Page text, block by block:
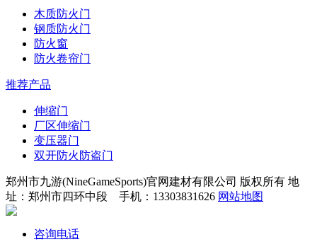
木质防火门
钢质防火门
防火窗
防火卷帘门
推荐产品
伸缩门
厂区伸缩门
变压器门
双开防火防盗门
郑州市九游(NineGameSports)官网建材有限公司 版权所有 地
址：郑州市四环中段 手机：13303831626 网站地图
咨询电话